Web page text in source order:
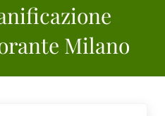
Milano